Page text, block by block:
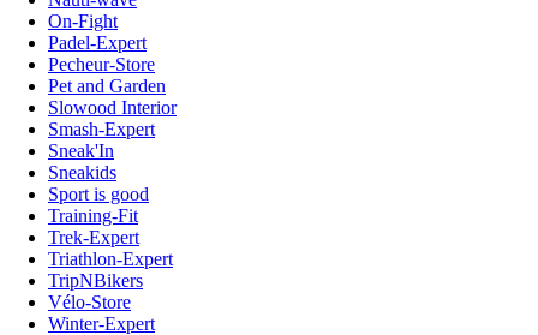
On-Fight
Padel-Expert
Pecheur-Store
Pet and Garden
Slowood Interior
Smash-Expert
Sneak'In
Sneakids
Sport is good
Training-Fit
Trek-Expert
Triathlon-Expert
TripNBikers
Vélo-Store
Winter-Expert